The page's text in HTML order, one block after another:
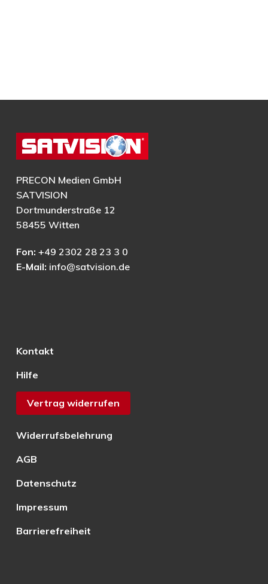
PRECON Medien GmbH
SATVISION
Dortmunderstraße 12
58455 Witten
Fon: +49 2302 28 23 3 0
E-Mail: info@satvision.de
Kontakt
Hilfe
Vertrag widerrufen
Widerrufsbelehrung
AGB
Datenschutz
Impressum
Barrierefreiheit